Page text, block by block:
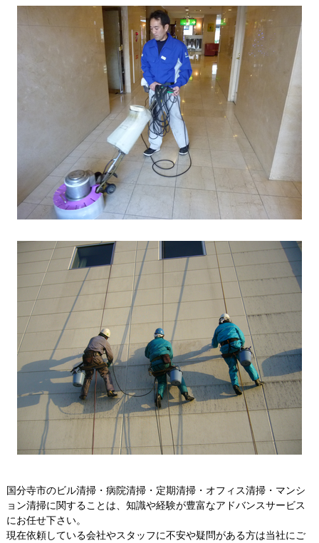
国分寺市のビル清掃・病院清掃・定期清掃・オフィス清掃・マンシ
ョン清掃に関することは、知識や経験が豊富なアドバンスサービス
にお任せ下さい。
現在依頼している会社やスタッフに不安や疑問がある方は当社にご